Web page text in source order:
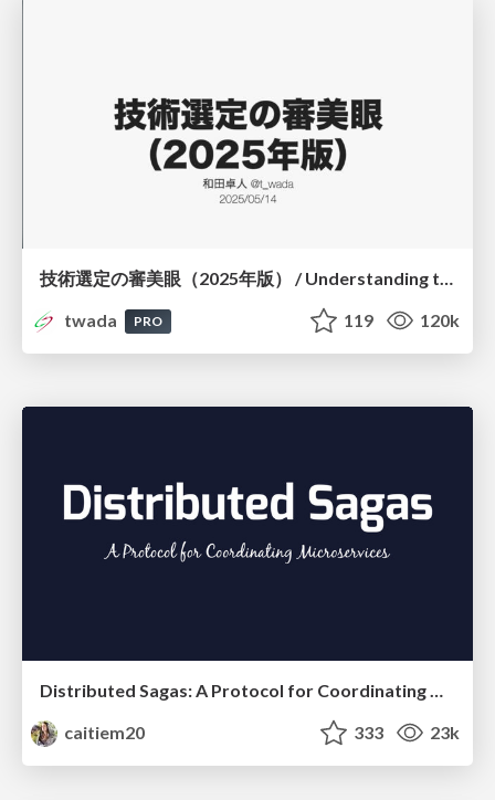
技術選定の審美眼（2025年版） / Understanding the Spiral of Technologies 2025 edition
twada
PRO 119 120k
caitiem20
333 23k